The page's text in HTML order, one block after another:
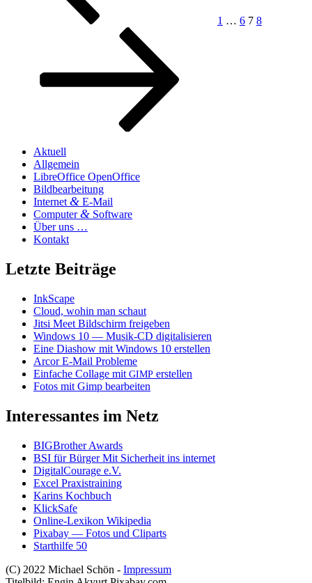
1 … 6 7 8
Aktuell
Allgemein
LibreOffice OpenOffice
Bildbearbeitung
Internet& E‑Mail
Computer& Software
Über uns …
Kontakt
Letzte Beiträge
InkScape
Cloud, wohin man schaut
Jitsi Meet Bildschirm freigeben
Windows 10 — Musik-CD digitalisieren
Eine Diashow mit Windows 10 erstellen
Arcor E‑Mail Probleme
Einfache Collage mit GIMP erstellen
Fotos mit Gimp bearbeiten
Interessantes im Netz
BIGBrother Awards
BSI für Bürger Mit Sicherheit ins internet
DigitalCourage e.V.
Excel Praxistraining
Karins Kochbuch
KlickSafe
Online-Lexikon Wikipedia
Pixabay — Fotos und Cliparts
Starthilfe 50
(C) 2022 Michael Schön - Impressum